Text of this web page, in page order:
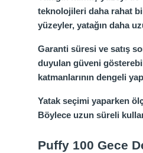
teknolojileri daha rahat
yüzeyler, yatağın daha
Garanti süresi ve satış
duyulan güveni
katmanlarının dengeli
Yatak seçimi yaparken
Böylece uzun süreli
Puffy 100 Gece